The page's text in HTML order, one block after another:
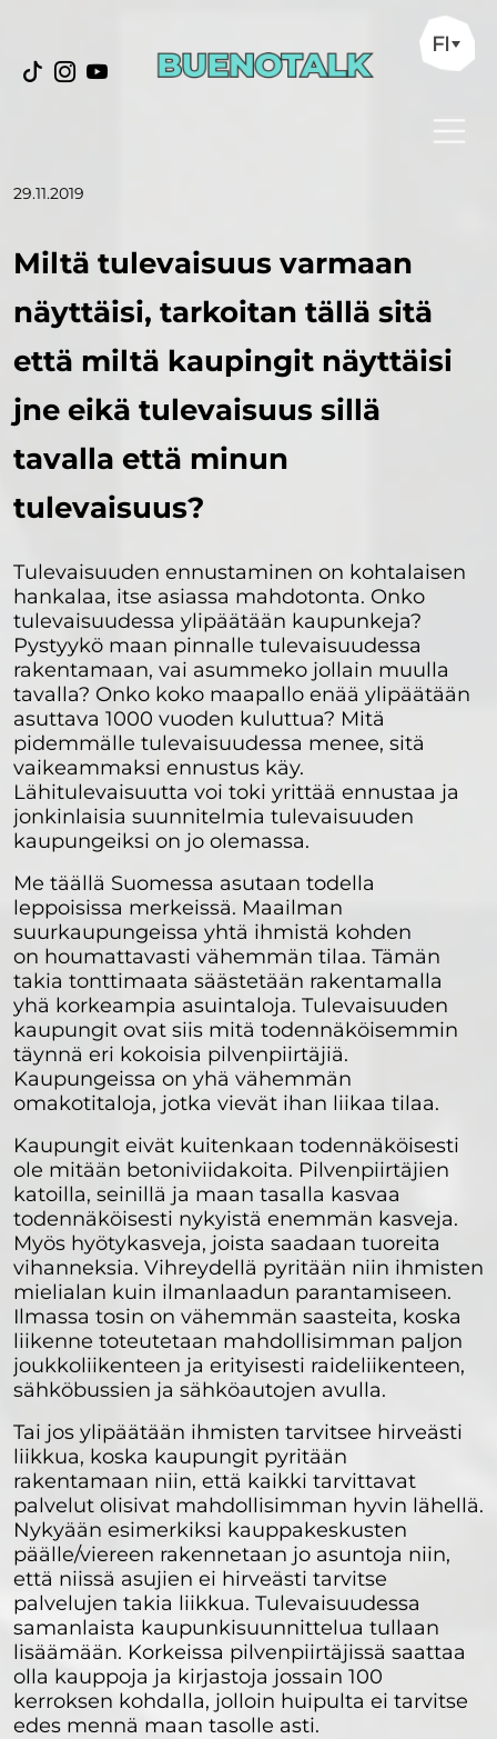
FI
29.11.2019
Miltä tulevaisuus varmaan
näyttäisi, tarkoitan tällä sitä
että miltä kaupingit näyttäisi
jne eikä tulevaisuus sillä
tavalla että minun
tulevaisuus?
Tulevaisuuden ennustaminen on kohtalaisen
hankalaa, itse asiassa mahdotonta. Onko
tulevaisuudessa ylipäätään kaupunkeja?
Pystyykö maan pinnalle tulevaisuudessa
rakentamaan, vai asummeko jollain muulla
tavalla? Onko koko maapallo enää ylipäätään
asuttava 1000 vuoden kuluttua? Mitä
pidemmälle tulevaisuudessa menee, sitä
vaikeammaksi ennustus käy.
Lähitulevaisuutta voi toki yrittää ennustaa ja
jonkinlaisia suunnitelmia tulevaisuuden
kaupungeiksi on jo olemassa.
Me täällä Suomessa asutaan todella
leppoisissa merkeissä. Maailman
suurkaupungeissa yhtä ihmistä kohden
on houmattavasti vähemmän tilaa. Tämän
takia tonttimaata säästetään rakentamalla
yhä korkeampia asuintaloja. Tulevaisuuden
kaupungit ovat siis mitä todennäköisemmin
täynnä eri kokoisia pilvenpiirtäjiä.
Kaupungeissa on yhä vähemmän
omakotitaloja, jotka vievät ihan liikaa tilaa.
Kaupungit eivät kuitenkaan todennäköisesti
ole mitään betoniviidakoita. Pilvenpiirtäjien
katoilla, seinillä ja maan tasalla kasvaa
todennäköisesti nykyistä enemmän kasveja.
Myös hyötykasveja, joista saadaan tuoreita
vihanneksia. Vihreydellä pyritään niin ihmisten
mielialan kuin ilmanlaadun parantamiseen.
Ilmassa tosin on vähemmän saasteita, koska
liikenne toteutetaan mahdollisimman paljon
joukkoliikenteen ja erityisesti raideliikenteen,
sähköbussien ja sähköautojen avulla.
Tai jos ylipäätään ihmisten tarvitsee hirveästi
liikkua, koska kaupungit pyritään
rakentamaan niin, että kaikki tarvittavat
palvelut olisivat mahdollisimman hyvin lähellä.
Nykyään esimerkiksi kauppakeskusten
päälle/viereen rakennetaan jo asuntoja niin,
että niissä asujien ei hirveästi tarvitse
palvelujen takia liikkua. Tulevaisuudessa
samanlaista kaupunkisuunnittelua tullaan
lisäämään. Korkeissa pilvenpiirtäjissä saattaa
olla kauppoja ja kirjastoja jossain 100
kerroksen kohdalla, jolloin huipulta ei tarvitse
edes mennä maan tasolle asti.